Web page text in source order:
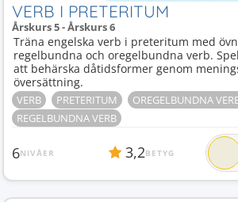
VERB I PRETERITUM
Årskurs 5 - Årskurs 6
Träna engelska verb i preteritum med
regelbundna och oregelbundna verb.
att behärska dåtidsformer genom
översättning.
VERB PRETERITUM
OREGELBUNDNA
REGELBUNDNA VERB
6NIVÅER 3,2BETYG